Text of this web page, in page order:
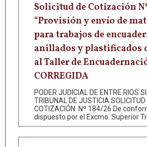
Solicitud de Cotización
“Provisión y envío de
para trabajos de
anillados y plastificados
al Taller de
CORREGIDA
PODER JUDICIAL DE ENTRE RIOS
TRIBUNAL DE JUSTICIA SOLICITUD
COTIZACIÓN Nº 184/26 De
dispuesto por el Excmo. Superior